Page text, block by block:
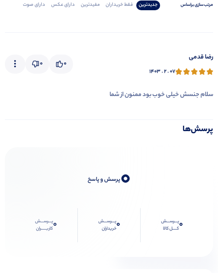
مرتب‌ سازی‌ بر‌اساس جدیدترین فقط‌ خریداران‌ مفیدترین دارای‌ عکس دارای‌ صوت
رضا قدمی
۱۴۰۳ . ۲ . ۰۷
0
0
سلام جنسش خیلی خوب بود ممنون از شما
پرسش‌ها
0پرسش و پاسخ
0پـــرســـش
کــــل کالا
0پـــرســـش
خریداران
0پـــرســـش
کاربـــــران